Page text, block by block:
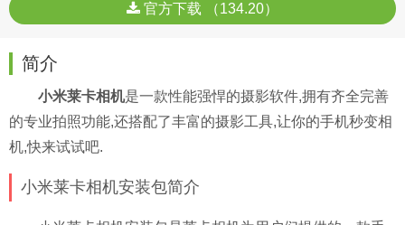
官方下载 （134.20）
简介
小米莱卡相机是一款性能强悍的摄影软件,拥有齐全完善
的专业拍照功能,还搭配了丰富的摄影工具,让你的手机秒变相
机,快来试试吧.
小米莱卡相机安装包简介